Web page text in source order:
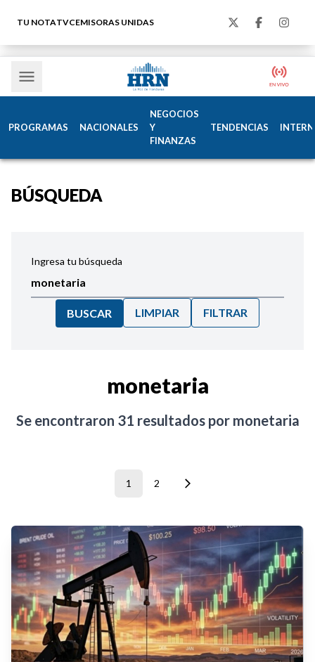
TU NOTATVCEMISORAS UNIDAS
PROGRAMAS NACIONALES
NEGOCIOS
Y
FINANZAS
TENDENCIAS
BÚSQUEDA
Ingresa tu búsqueda
BUSCAR LIMPIAR FILTRAR
monetaria
Se encontraron 31 resultados por monetaria
1 2